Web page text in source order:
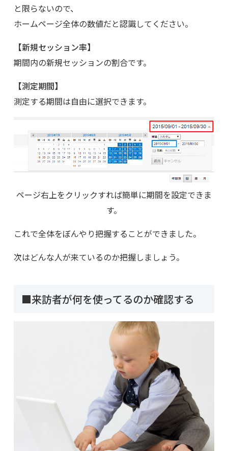
と限らないので、
ホームページ全体の数値だと認識してください。
【新規セッション率】
期間内の新規セッションの割合です。
【測定期間】
測定する期間は自由に選択できます。
ページ右上をクリックすれば簡単に期間を設定できま
す。
これで全体をぼんやり把握することができました。
次はどんな人が来ているのか把握しましょう。
■来訪者が何を使ってるのか確認する